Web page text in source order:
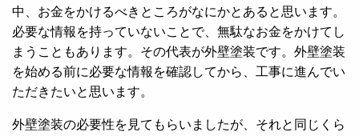
中、お金をかけるべきところがなにかとあると思います。
必要な情報を持っていないことで、無駄なお金をかけてし
まうこともあります。その代表が外壁塗装です。外壁塗装
を始める前に必要な情報を確認してから、工事に進んでい
ただきたいと思います。
外壁塗装の必要性を見てもらいましたが、それと同じくら